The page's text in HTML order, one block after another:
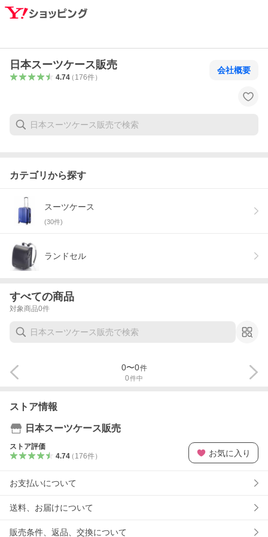
日本スーツケース販売
4.74（ 176件）
会社概要
カテゴリから探す
スーツケース
(30件)
ランドセル
すべての商品
対象商品0件
0件中
0〜0件
ストア情報
日本スーツケース販売
ストア評価
4.74（ 176件） お気に入り
お支払いについて
送料、お届けについて
販売条件、返品、交換について